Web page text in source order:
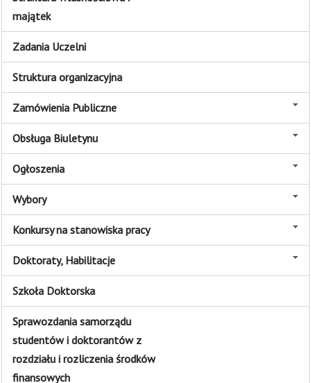
majątek
Zadania Uczelni
Struktura organizacyjna
Zamówienia Publiczne
Obsługa Biuletynu
Ogłoszenia
Wybory
Konkursy na stanowiska pracy
Doktoraty, Habilitacje
Szkoła Doktorska
Sprawozdania samorządu
studentów i doktorantów z
rozdziału i rozliczenia środków
finansowych